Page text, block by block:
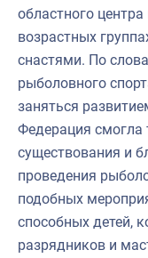
областного
возрастных
снастями. По
рыболовного
заняться
Федерация смогла
существования и
проведения
подобных
способных детей,
разрядников и